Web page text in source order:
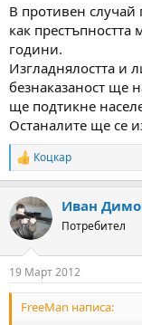
В противен случай
как
години.
Изгладнялостта и
безнаказаност ще
ще подтикне
Останалите ще се
R
e
c
t
i
n
s
:
Коцкар
Иван
Потребител
19 Март 2012
FreeMan написа: